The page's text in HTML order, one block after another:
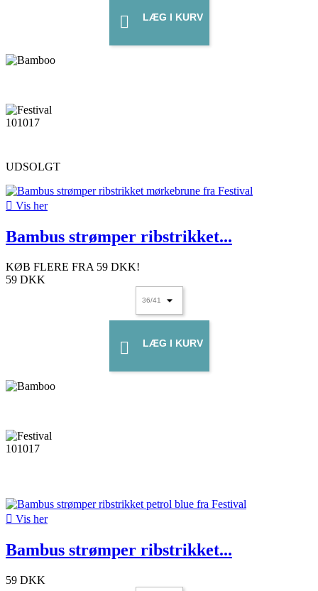
 LÆG I KURV
UDSOLGT
 Vis her
Bambus strømper ribstrikket...
KØB FLERE FRA 59 DKK!
59 DKK
 LÆG I KURV
 Vis her
Bambus strømper ribstrikket...
59 DKK